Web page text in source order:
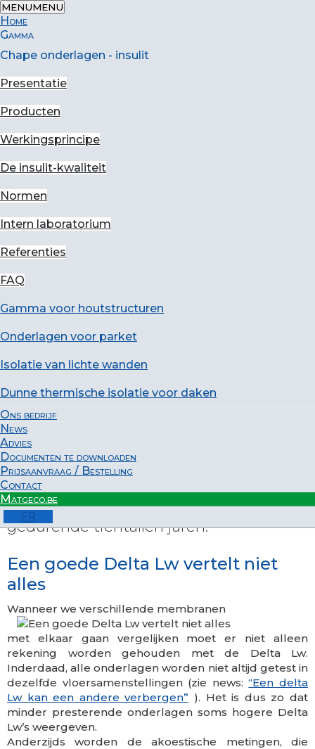
MENUMENU
Home
Gamma
Chape onderlagen - insulit
Presentatie
Producten
Werkingsprincipe
De insulit-kwaliteit
Normen
Intern laboratorium
Referenties
FAQ
Gamma voor houtstructuren
Onderlagen voor parket
Isolatie van lichte wanden
Dunne thermische isolatie voor daken
Ons bedrijf
News
Advies
Documenten te downloaden
Prijsaanvraag / Bestelling
Contact
Matgeco.be
FR
Home-Advies en artikels
voor chape, welke prestaties in de tijd?
Akoestische onderlagen
voor chape, welke
.De kwaliteit van onderlagen voor chape
wordt vaak vergeleken door rekening te
houden met hun Delta Lw. Maar wat
gebeurt er met deze resultaten
eenmaal de onderlaag onderworpen is
aan de belasting van een chape
gedurende tientallen jaren.
Een goede Delta Lw vertelt niet
alles
Wanneer we verschillende membranen
met elkaar gaan vergelijken moet er niet alleen
rekening worden gehouden met de Delta Lw.
Inderdaad, alle onderlagen worden niet altijd getest in
dezelfde vloersamenstellingen (zie news:“Een delta
Lw kan een andere verbergen” ). Het is dus zo dat
minder presterende onderlagen soms hogere Delta
Lw’s weergeven.
Anderzijds worden de akoestische metingen, die